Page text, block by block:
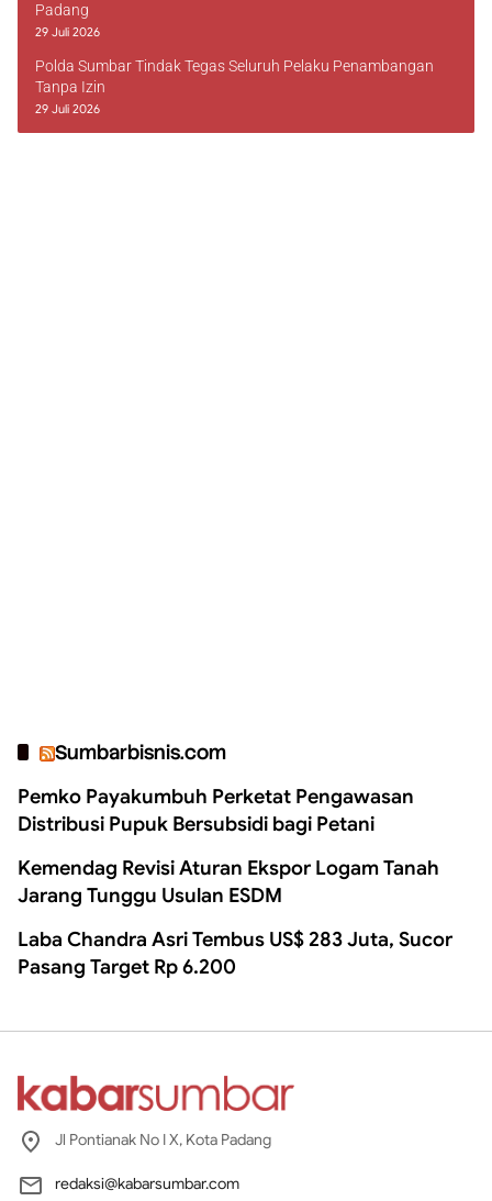
Padang
29 Juli 2026
Polda Sumbar Tindak Tegas Seluruh Pelaku Penambangan
Tanpa Izin
29 Juli 2026
Sumbarbisnis.com
Pemko Payakumbuh Perketat Pengawasan
Distribusi Pupuk Bersubsidi bagi Petani
Kemendag Revisi Aturan Ekspor Logam Tanah
Jarang Tunggu Usulan ESDM
Laba Chandra Asri Tembus US$ 283 Juta, Sucor
Pasang Target Rp 6.200
Jl Pontianak No I X, Kota Padang
redaksi@kabarsumbar.com